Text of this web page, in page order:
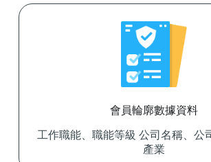
會員輪廓數據資料
工作職能、職能等級 公司名稱、公
產業